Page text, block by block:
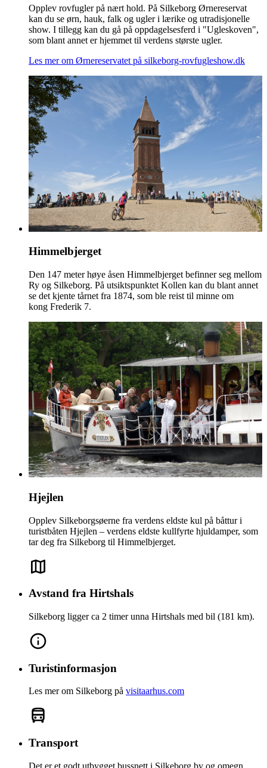
Opplev rovfugler på nært hold. På Silkeborg Ørnereservat
kan du se ørn, hauk, falk og ugler i lærike og utradisjonelle
show. I tillegg kan du gå på oppdagelsesferd i "Ugleskoven",
som blant annet er hjemmet til verdens største ugler.
Les mer om Ørnereservatet på silkeborg-rovfugleshow.dk
Himmelbjerget
Den 147 meter høye åsen Himmelbjerget befinner seg mellom
Ry og Silkeborg. På utsiktspunktet Kollen kan du blant annet
se det kjente tårnet fra 1874, som ble reist til minne om
kong Frederik 7.
Hjejlen
Opplev Silkeborgsøerne fra verdens eldste kul på båttur i
turistbåten Hjejlen – verdens eldste kullfyrte hjuldamper, som
tar deg fra Silkeborg til Himmelbjerget.
Avstand fra Hirtshals
Silkeborg ligger ca 2 timer unna Hirtshals med bil (181 km).
Turistinformasjon
Les mer om Silkeborg på visitaarhus.com
Transport
Det er et godt utbygget bussnett i Silkeborg by og omegn,